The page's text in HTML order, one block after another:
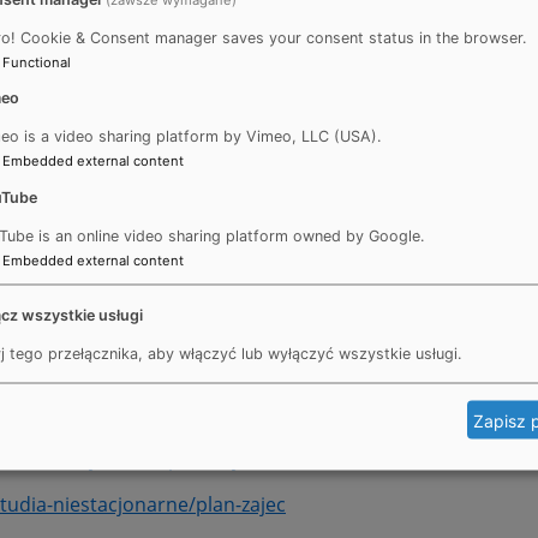
uzupełniająca)
student-wydzialu/harmonogramy/harmonogramy-
student-wydzialu/harmonogramy/harmonogramy-
23/plany-zajec/
stacjonarne/plan-zajec
niestacjonarne/plan-zajec
Cookie & Consent manager saves your consent status in the browser.
Functional
is a video sharing platform by Vimeo, LLC (USA).
Embedded external content
is an online video sharing platform owned by Google.
Embedded external content
wszystkie usługi
tego przełącznika, aby włączyć lub wyłączyć wszystkie usługi.
Zapisz